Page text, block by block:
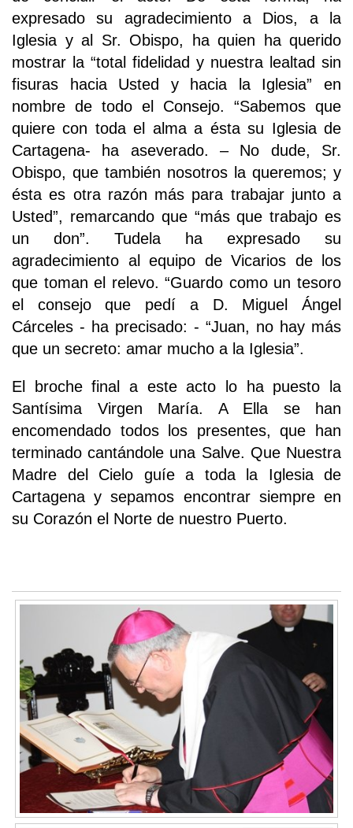
expresado su agradecimiento a Dios, a la
Iglesia y al Sr. Obispo, ha quien ha querido
mostrar la “total fidelidad y nuestra lealtad sin
fisuras hacia Usted y hacia la Iglesia” en
nombre de todo el Consejo. “Sabemos que
quiere con toda el alma a ésta su Iglesia de
Cartagena- ha aseverado. – No dude, Sr.
Obispo, que también nosotros la queremos; y
ésta es otra razón más para trabajar junto a
Usted”, remarcando que “más que trabajo es
un don”. Tudela ha expresado su
agradecimiento al equipo de Vicarios de los
que toman el relevo. “Guardo como un tesoro
el consejo que pedí a D. Miguel Ángel
Cárceles - ha precisado: - “Juan, no hay más
que un secreto: amar mucho a la Iglesia”.
El broche final a este acto lo ha puesto la
Santísima Virgen María. A Ella se han
encomendado todos los presentes, que han
terminado cantándole una Salve. Que Nuestra
Madre del Cielo guíe a toda la Iglesia de
Cartagena y sepamos encontrar siempre en
su Corazón el Norte de nuestro Puerto.